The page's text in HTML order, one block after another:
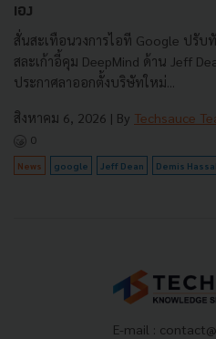
เอง
สั่นสะเทือนวงการไอที Google ปรับ
สละเก้าอี้คุม DeepMind ด้าน Jeff
ประกาศลาออกตั้งบริษัทใหม่...
สิงหาคม 6, 2026 | By Techsauce
0
News google Jeff Dean Demis
E-mail :